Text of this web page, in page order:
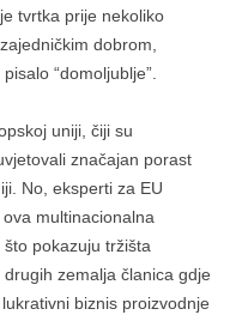
tvrtka prije nekoliko
dobrom,
“domoljublje”.
uniji, čiji su
značajan porast
No, eksperti za EU
multinacionalna
pokazuju tržišta
zemalja članica gdje
biznis proizvodnje